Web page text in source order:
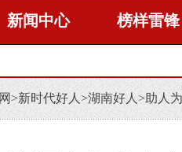
新闻中心 榜样雷锋
>新时代好人 >湖南好人 >助人